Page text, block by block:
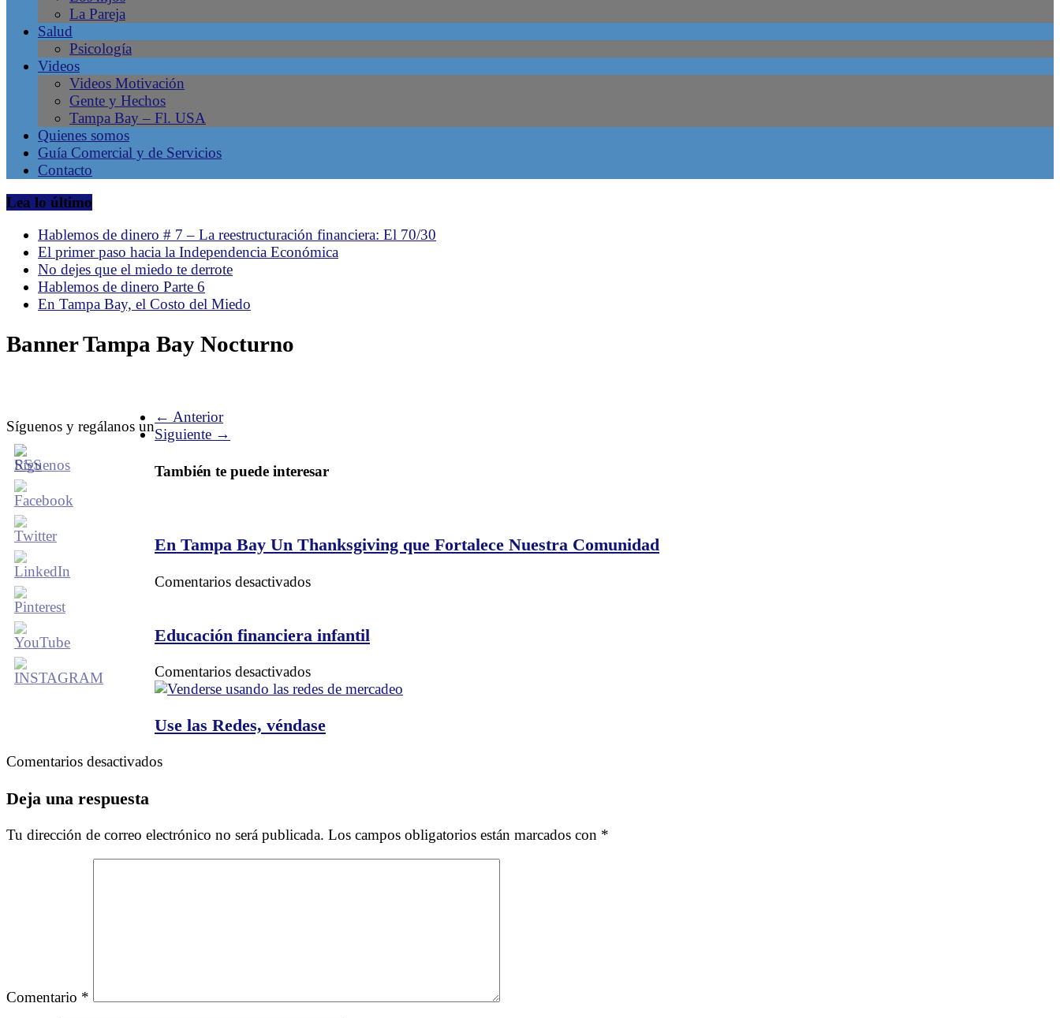
Tampa
Negocios
Latinos,
Revista
la
comunidad
hispana
Tampa,
Florida.
Emprendimiento
Latino.
La Pareja
Salud
Psicología
Videos
Videos Motivación
Gente y Hechos
Tampa Bay – Fl. USA
Quienes somos
Guía Comercial y de Servicios
Contacto
Lea lo último
Hablemos de dinero # 7 – La reestructuración financiera: El 70/30
El primer paso hacia la Independencia Económica
No dejes que el miedo te derrote
Hablemos de dinero Parte 6
En Tampa Bay, el Costo del Miedo
Banner Tampa Bay Nocturno
Síguenos y regálanos un
← Anterior
Siguiente →
También te puede interesar
En Tampa Bay Un Thanksgiving que Fortalece Nuestra Comunidad
Comentarios desactivadosen
Bay
Un
que
Nuestra
Comunidad
Educación financiera infantil
Comentarios desactivadosen
Educación
infantil
Use las Redes, véndase
Comentarios desactivadosen
véndase
Deja una respuesta
Tu dirección de correo electrónico no será publicada. Los campos obligatorios están marcados con *
Comentario *